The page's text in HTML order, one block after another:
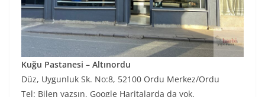
Kuğu Pastanesi – Altınordu
Düz, Uygunluk Sk. No:8, 52100 Ordu Merkez/Ordu
Tel: Bilen yazsın, Google Haritalarda da yok.